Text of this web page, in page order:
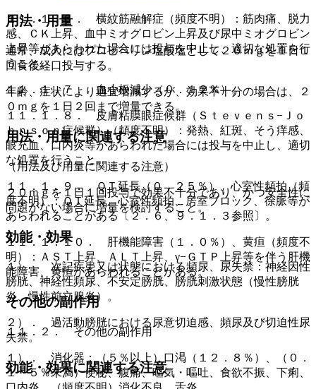
１１．１．６． 横紋筋融解症（頻度不明）：筋肉痛、脱力
感、ＣＫ上昇、血中ミオグロビン上昇及び尿中ミオグロビン
上昇等があらわれた場合には投与を中止し、適切な処置を行
うこと。
１１．１．７． 血小板減少（０．１２％）。
１１．１．８． 皮膚粘膜眼症候群（Ｓｔｅｖｅｎｓ−Ｊｏ
ｈｎｓｏｎ症候群）（頻度不明）：発熱、紅斑、そう痒感、
眼充血、口内炎等があらわれた場合には投与を中止し、適切
な処置を行うこと。
１１．１．９． ＱＴ延長（０．２５％）、心室性頻拍（頻
度不明）：ＱＴ延長、心室性頻拍、房室ブロック、徐脈等が
あらわれることがある〔２．６、９．１．３参照〕。
１１．１．１０． 肝機能障害（１．０％）、黄疸（頻度不
明）：ＡＳＴ上昇、ＡＬＴ上昇、γ−ＧＴＰ上昇等を伴う肝機
能障害、黄疸があらわれることがある。
その他の副作用
１１．２． その他の副作用
１）． 消化器：（５％以上）口渇（１２．８％）、（０．
１〜５％未満）便秘、腹痛、嘔気・嘔吐、食欲不振、下痢、
用法・用量
通常、成人にはプロピベリン塩酸塩として２０ｍｇを１日１
回食後経口投与する。
年齢、症状により適宜増減するが、効果不十分の場合は、２
０ｍｇを１日２回まで増量できる。
用法・用量に関連する注意
（用法及び用量に関連する注意）
２０ｍｇを１日１回投与で効果不十分であり、かつ安全性に
問題がない場合に増量を検討すること。
効能・効果
１）． 次記疾患又は状態における頻尿、尿失禁：神経因性
膀胱、神経性頻尿、不安定膀胱、膀胱刺激状態（慢性膀胱
炎、慢性前立腺炎）。
２）． 過活動膀胱における尿意切迫感、頻尿及び切迫性尿
失禁。
効能・効果に関連する注意